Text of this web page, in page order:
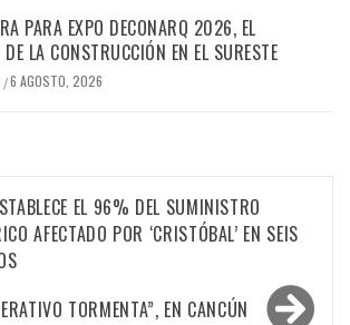
PARA EXPO DECONARQ 2026, EL
DE LA CONSTRUCCIÓN EN EL SURESTE
/6 AGOSTO, 2026
EL 96% DEL SUMINISTRO
AFECTADO POR ‘CRISTÓBAL’ EN SEIS
TORMENTA”, EN CANCÚN